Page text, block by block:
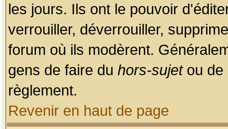
les jours. Ils ont le pouvoir
verrouiller, déverrouiller,
forum où ils modèrent.
gens de faire du hors-sujetou de
règlement.
Revenir en haut de page